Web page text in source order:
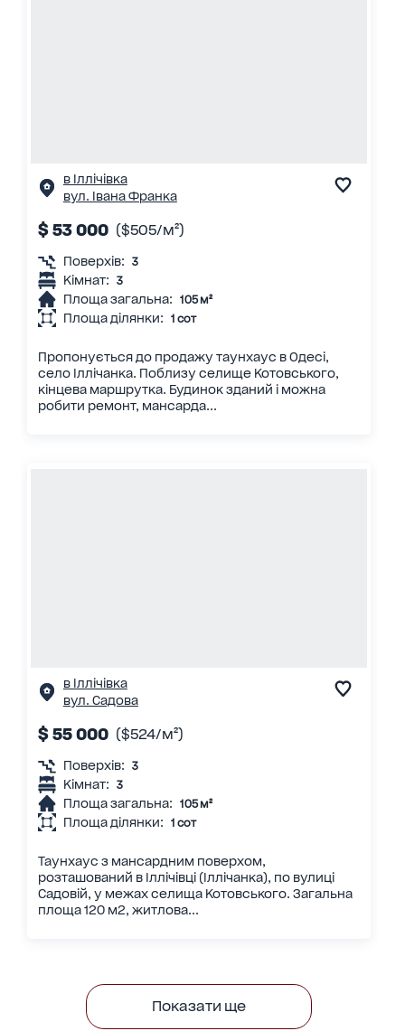
в Іллічівка
вул. Івана Франка
$ 53 000 ($505/м²)
Поверхів: 3
Кімнат: 3
Площа загальна: 105 м²
Площа ділянки: 1 сот
Пропонується до продажу таунхаус в Одесі,
село Іллічанка. Поблизу селище Котовського,
кінцева маршрутка. Будинок зданий і можна
робити ремонт, мансарда...
в Іллічівка
вул. Садова
$ 55 000 ($524/м²)
Поверхів: 3
Кімнат: 3
Площа загальна: 105 м²
Площа ділянки: 1 сот
Таунхаус з мансардним поверхом,
розташований в Іллічівці (Іллічанка), по вулиці
Садовій, у межах селища Котовського. Загальна
площа 120 м2, житлова...
Показати ще